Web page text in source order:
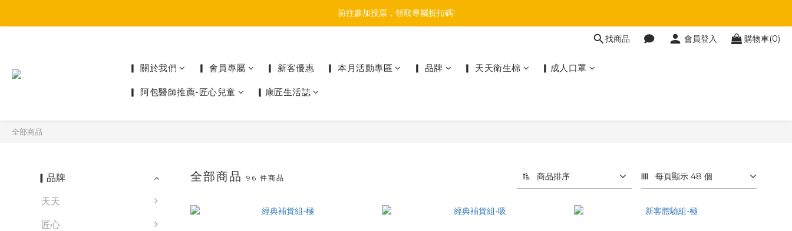
註冊會員+綁定官方LINE帳號，最高享$150購物金
前往參加投票，領取專屬折扣碼!
找商品 會員登入 購物車(0)
▎ 關於我們 ▎ 會員專屬 ▎ 新客優惠 ▎ 本月活動專區 ▎ 品牌 ▎ 天天衛生棉 ▎成人口罩
▎ 阿包醫師推薦-匠心兒童 ▎康匠生活誌
全部商品
▎品牌
天天
匠心
全部商品96 件商品 商品排序 每頁顯示 48 個